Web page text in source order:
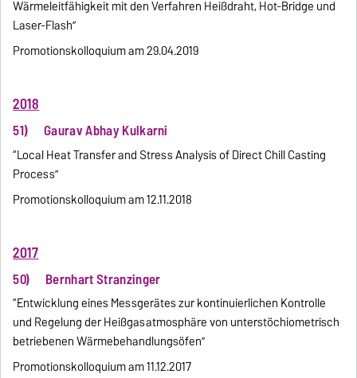
Wärmeleitfähigkeit mit den Verfahren Heißdraht, Hot-Bridge und
Laser-Flash”
Promotionskolloquium am 29.04.2019
2018
51) Gaurav Abhay Kulkarni
“Local Heat Transfer and Stress Analysis of Direct Chill Casting
Process”
Promotionskolloquium am 12.11.2018
2017
50) Bernhart Stranzinger
“Entwicklung eines Messgerätes zur kontinuierlichen Kontrolle
und Regelung der Heißgasatmosphäre von unterstöchiometrisch
betriebenen Wärmebehandlungsöfen”
Promotionskolloquium am 11.12.2017